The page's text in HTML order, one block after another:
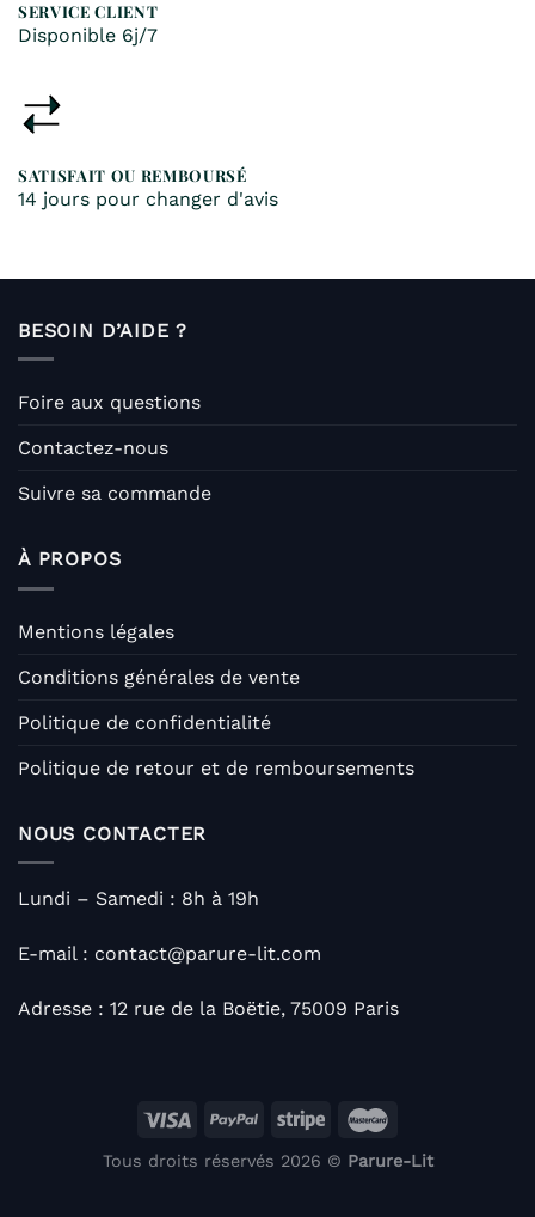
SERVICE CLIENT
Disponible 6j/7
SATISFAIT OU REMBOURSÉ
14 jours pour changer d'avis
BESOIN D’AIDE ?
Foire aux questions
Contactez-nous
Suivre sa commande
À PROPOS
Mentions légales
Conditions générales de vente
Politique de confidentialité
Politique de retour et de remboursements
NOUS CONTACTER
Lundi – Samedi : 8h à 19h
E-mail : contact@parure-lit.com
Adresse : 12 rue de la Boëtie, 75009 Paris
Tous droits réservés 2026 © Parure-Lit